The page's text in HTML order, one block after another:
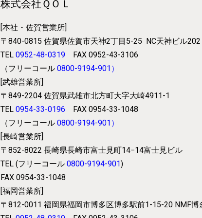
株式会社ＱＯＬ
[本社・佐賀営業所]
〒840-0815佐賀県佐賀市天神2丁目5-25 NC天神ビル202
TEL0952-48-0319
FAX 0952-43-3106
（フリーコール0800-9194-901 ）
[武雄営業所]
〒849-2204佐賀県武雄市北方町大字大崎4911-1
TEL0954-33-0196
FAX 0954-33-1048
（フリーコール0800-9194-901 ）
[長崎営業所]
〒852-8022長崎県長崎市富士見町14−14富士見ビル
TEL (フリーコール0800-9194-901)
FAX 0954-33-1048
[福岡営業所]
〒812-0011福岡県福岡市博多区博多駅前1-15-20 NMF博